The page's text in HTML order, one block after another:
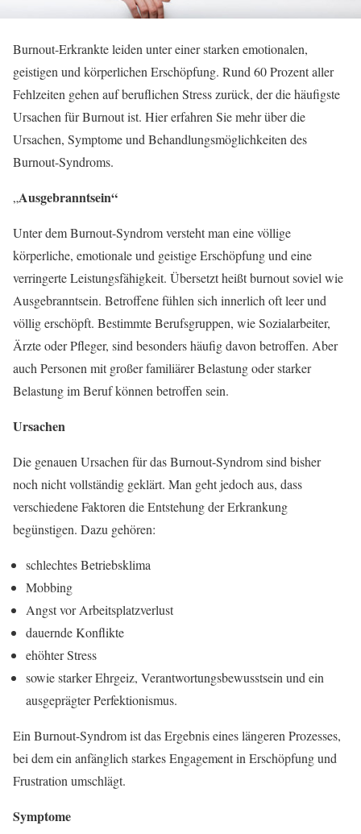
Burnout-Erkrankte leiden unter einer starken emotionalen,
geistigen und körperlichen Erschöpfung. Rund 60 Prozent aller
Fehlzeiten gehen auf beruflichen Stress zurück, der die häufigste
Ursachen für Burnout ist. Hier erfahren Sie mehr über die
Ursachen, Symptome und Behandlungsmöglichkeiten des
Burnout-Syndroms.
„Ausgebranntsein“
Unter dem Burnout-Syndrom versteht man eine völlige
körperliche, emotionale und geistige Erschöpfung und eine
verringerte Leistungsfähigkeit. Übersetzt heißt burnout soviel wie
Ausgebranntsein. Betroffene fühlen sich innerlich oft leer und
völlig erschöpft. Bestimmte Berufsgruppen, wie Sozialarbeiter,
Ärzte oder Pfleger, sind besonders häufig davon betroffen. Aber
auch Personen mit großer familiärer Belastung oder starker
Belastung im Beruf können betroffen sein.
Ursachen
Die genauen Ursachen für das Burnout-Syndrom sind bisher
noch nicht vollständig geklärt. Man geht jedoch aus, dass
verschiedene Faktoren die Entstehung der Erkrankung
begünstigen. Dazu gehören:
schlechtes Betriebsklima
Mobbing
Angst vor Arbeitsplatzverlust
dauernde Konflikte
ehöhter Stress
sowie starker Ehrgeiz, Verantwortungsbewusstsein und ein
ausgeprägter Perfektionismus.
Ein Burnout-Syndrom ist das Ergebnis eines längeren Prozesses,
bei dem ein anfänglich starkes Engagement in Erschöpfung und
Frustration umschlägt.
Symptome